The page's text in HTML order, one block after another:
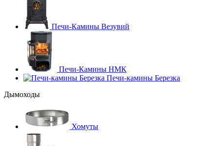
Печи-Камины Везувий
Печи-Камины НМК
Печи-камины Березка
Дымоходы
Хомуты